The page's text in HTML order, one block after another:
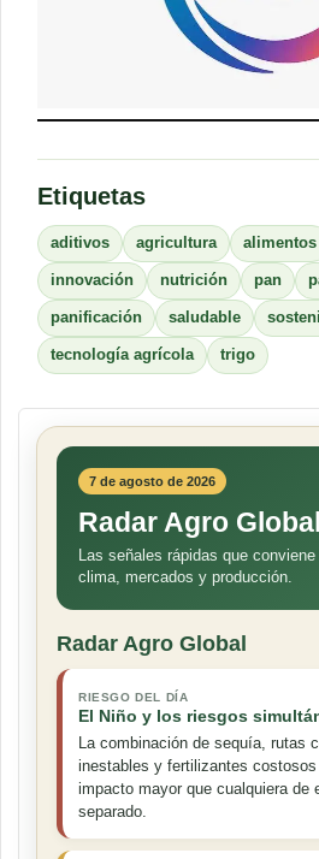
Etiquetas
aditivos agricultura alimentos
innovación nutrición pan
panificación saludable
tecnología agrícola trigo
7 de agosto de 2026
Radar Agro Global
Las señales rápidas que
clima, mercados y producción.
Radar Agro Global
RIESGO DEL DÍA
El Niño y los riesgos
La combinación de sequía, rutas
inestables y fertilizantes
impacto mayor que cualquiera de
separado.